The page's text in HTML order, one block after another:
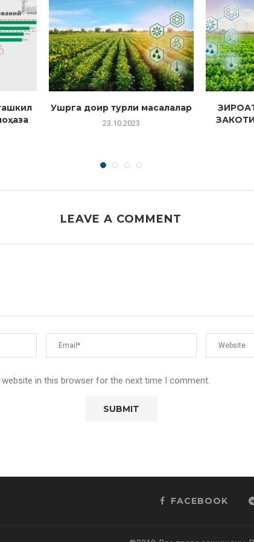
Ушрга доир турли масалалар
23.10.2023
LEAVE A COMMENT
website in this browser for the next time I comment.
FACEBOOK